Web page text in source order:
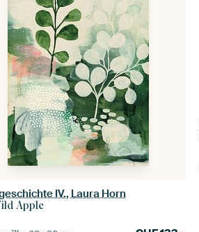
IV., Laura Horn
Apple